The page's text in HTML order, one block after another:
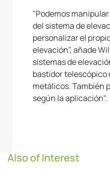
"Podemos
del sistema de
personalizar el
elevación", añade
sistemas de
bastidor telescópico
metálicos. También
según la aplicación".
Also of Interest